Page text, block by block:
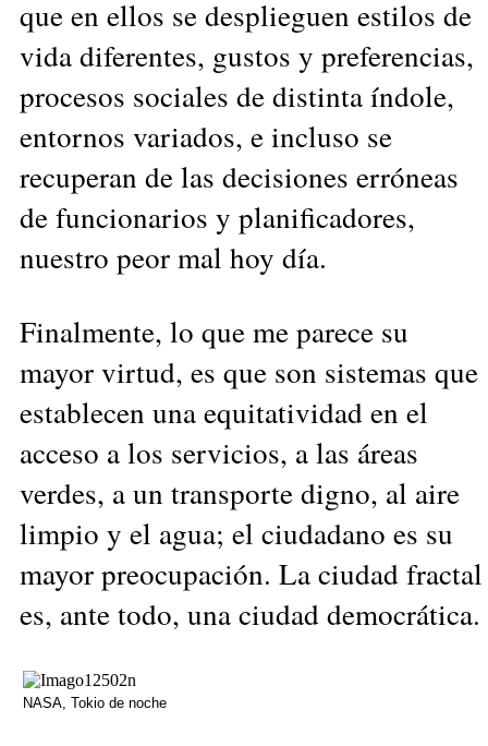
que en ellos se desplieguen estilos de
vida diferentes, gustos y preferencias,
procesos sociales de distinta índole,
entornos variados, e incluso se
recuperan de las decisiones erróneas
de funcionarios y planificadores,
nuestro peor mal hoy día.
Finalmente, lo que me parece su
mayor virtud, es que son sistemas que
establecen una equitatividad en el
acceso a los servicios, a las áreas
verdes, a un transporte digno, al aire
limpio y el agua; el ciudadano es su
mayor preocupación. La ciudad fractal
es, ante todo, una ciudad democrática.
NASA, Tokio de noche